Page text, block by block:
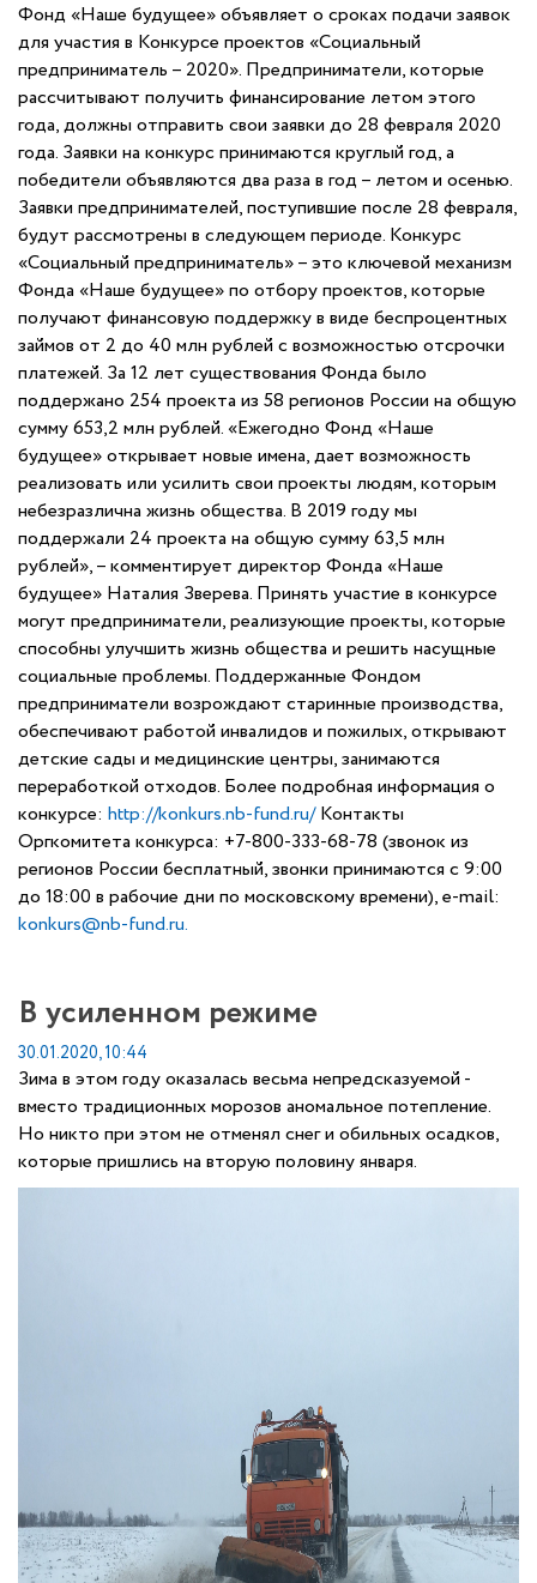
Фонд «Наше будущее» объявляет о сроках подачи заявок
для участия в Конкурсе проектов «Социальный
предприниматель – 2020». Предприниматели, которые
рассчитывают получить финансирование летом этого
года, должны отправить свои заявки до 28 февраля 2020
года. Заявки на конкурс принимаются круглый год, а
победители объявляются два раза в год – летом и осенью.
Заявки предпринимателей, поступившие после 28 февраля,
будут рассмотрены в следующем периоде. Конкурс
«Социальный предприниматель» – это ключевой механизм
Фонда «Наше будущее» по отбору проектов, которые
получают финансовую поддержку в виде беспроцентных
займов от 2 до 40 млн рублей с возможностью отсрочки
платежей. За 12 лет существования Фонда было
поддержано 254 проекта из 58 регионов России на общую
сумму 653,2 млн рублей. «Ежегодно Фонд «Наше
будущее» открывает новые имена, дает возможность
реализовать или усилить свои проекты людям, которым
небезразлична жизнь общества. В 2019 году мы
поддержали 24 проекта на общую сумму 63,5 млн
рублей», – комментирует директор Фонда «Наше
будущее» Наталия Зверева. Принять участие в конкурсе
могут предприниматели, реализующие проекты, которые
способны улучшить жизнь общества и решить насущные
социальные проблемы. Поддержанные Фондом
предприниматели возрождают старинные производства,
обеспечивают работой инвалидов и пожилых, открывают
детские сады и медицинские центры, занимаются
переработкой отходов. Более подробная информация о
конкурсе: http://konkurs.nb-fund.ru/Контакты
Оргкомитета конкурса: +7-800-333-68-78 (звонок из
регионов России бесплатный, звонки принимаются с 9:00
до 18:00 в рабочие дни по московскому времени), е-mail:
konkurs@nb-fund.ru.
В усиленном режиме
30.01.2020, 10:44
Зима в этом году оказалась весьма непредсказуемой -
вместо традиционных морозов аномальное потепление.
Но никто при этом не отменял снег и обильных осадков,
которые пришлись на вторую половину января.